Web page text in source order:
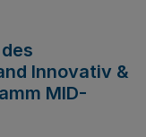
Innovativ &
MID-